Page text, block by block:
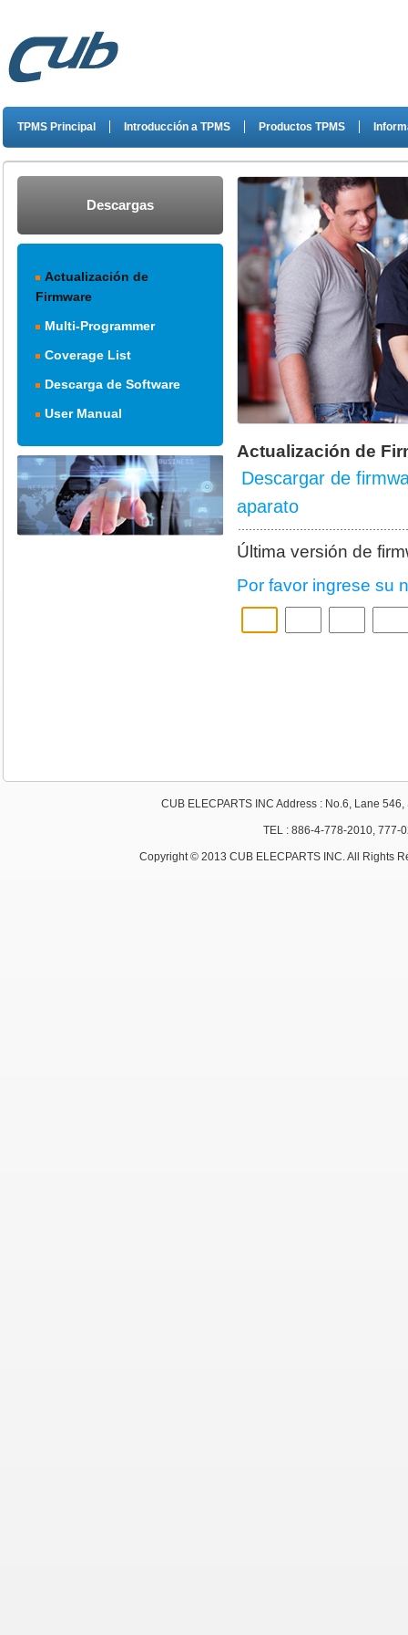
TPMS Principal Introducción a TPMS Productos TPMS
Descargas
Actualización de
Firmware
Multi-Programmer
Coverage List
Descarga de Software
User Manual
Actualización de
Descargar de
aparato
Última versión de
Por favor ingrese su
CUB ELECPARTS INC Address : No.6, Lane
TEL : 886-4-778-2010,
Copyright © 2013 CUB ELECPARTS INC. All Rights